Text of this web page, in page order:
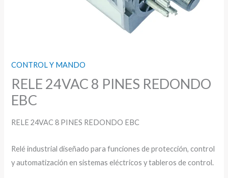
CONTROL Y MANDO
RELE 24VAC 8 PINES REDONDO
EBC
RELE 24VAC 8 PINES REDONDO EBC
Relé industrial diseñado para funciones de protección, control
y automatización en sistemas eléctricos y tableros de control.